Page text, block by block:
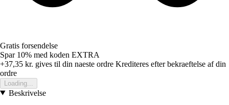
Gratis forsendelse
Spar 10% med koden EXTRA
+37,35 kr. gives til din naeste ordre Krediteres efter bekraeftelse af din
ordre
Loading...
Beskrivelse